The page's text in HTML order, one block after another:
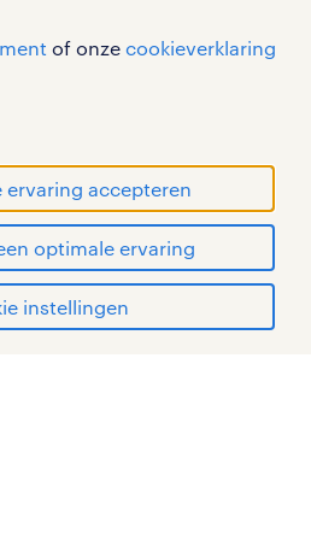
of onze cookieverklaring
ervaring accepteren
optimale ervaring
instellingen
en SHAPING THE